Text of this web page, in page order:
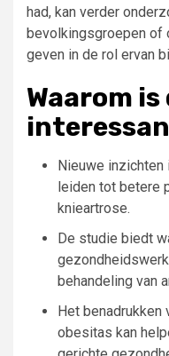
had, kan verder
bevolkingsgroepen of
geven in de rol ervan
Waarom
Nieuwe inzichten
leiden tot betere
knieartrose.
De studie biedt
behandeling van
Het
obesitas kan